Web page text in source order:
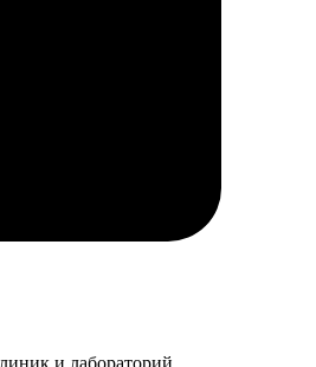
и лабораторий.